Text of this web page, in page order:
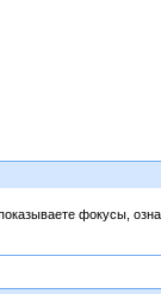
фокусы,